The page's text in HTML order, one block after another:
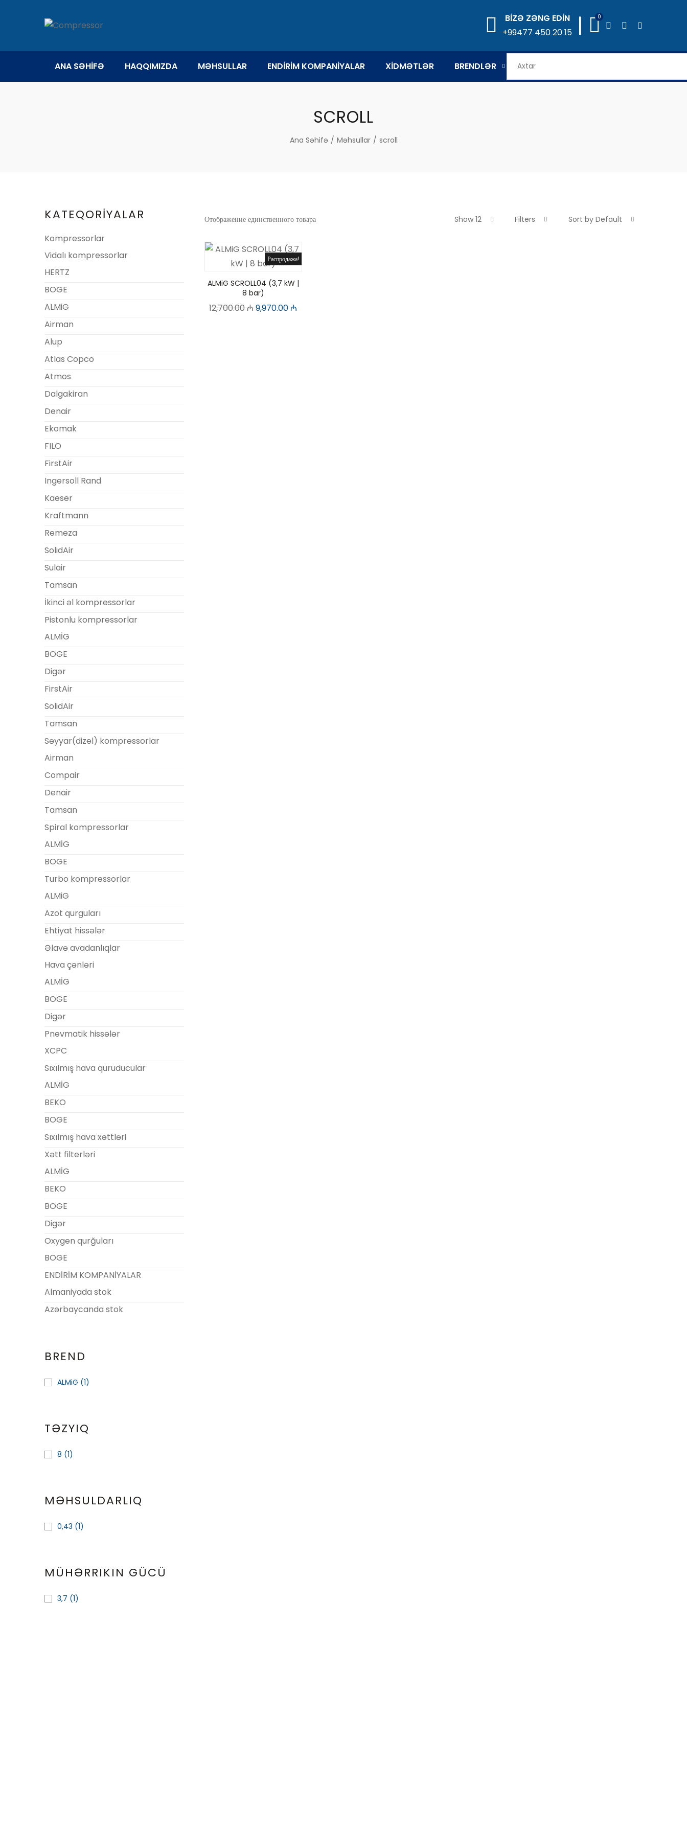
BİZƏ ZƏNG EDİN
+99477 450 20 15
| 0
ANA SƏHİFƏ HAQQIMIZDA MƏHSULLAR ENDİRİM KOMPANİYALAR XİDMƏTLƏR BRENDLƏR
SCROLL
Ana Səhifə / Məhsullar / scroll
KATEQORİYALAR
Kompressorlar
Vidalı kompressorlar
HERTZ
BOGE
ALMiG
Airman
Alup
Atlas Copco
Atmos
Dalgakiran
Denair
Ekomak
FILO
FirstAir
Ingersoll Rand
Kaeser
Kraftmann
Remeza
SolidAir
Sulair
Tamsan
İkinci əl kompressorlar
Pistonlu kompressorlar
ALMİG
BOGE
Digər
FirstAir
SolidAir
Tamsan
Səyyar(dizel) kompressorlar
Airman
Compair
Denair
Tamsan
Spiral kompressorlar
ALMİG
BOGE
Turbo kompressorlar
ALMiG
Azot qurguları
Ehtiyat hissələr
Əlavə avadanlıqlar
Hava çənləri
ALMİG
BOGE
Digər
Pnevmatik hissələr
XCPC
Sıxılmış hava quruducular
ALMİG
BEKO
BOGE
Sıxılmış hava xəttləri
Xətt filterləri
ALMİG
BEKO
BOGE
Digər
Oxygen qurğuları
BOGE
ENDİRİM KOMPANİYALAR
Almaniyada stok
Azərbaycanda stok
BREND
ALMiG (1)
TƏZYIQ
8 (1)
MƏHSULDARLIQ
0,43 (1)
MÜHƏRRIKIN GÜCÜ
3,7 (1)
Отображение единственного товара Show 12 Filters Sort by Default
Распродажа!
ALMiG SCROLL04 (3,7 kW |
8 bar)
12,700.00₼9,970.00 ₼